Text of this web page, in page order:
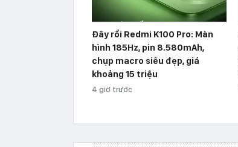
Đây rồi Redmi K100 Pro: Màn
hình 185Hz, pin 8.580mAh,
chụp macro siêu đẹp, giá
khoảng 15 triệu
4 giờ trước